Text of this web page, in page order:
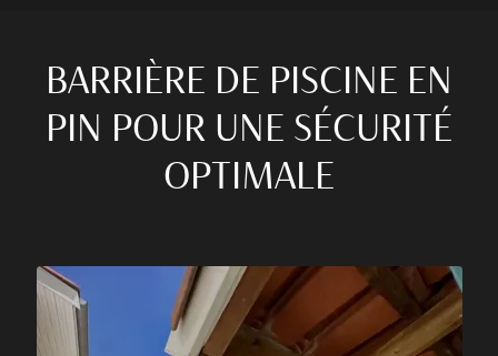
BARRIÈRE DE PISCINE EN
PIN POUR UNE SÉCURITÉ
OPTIMALE